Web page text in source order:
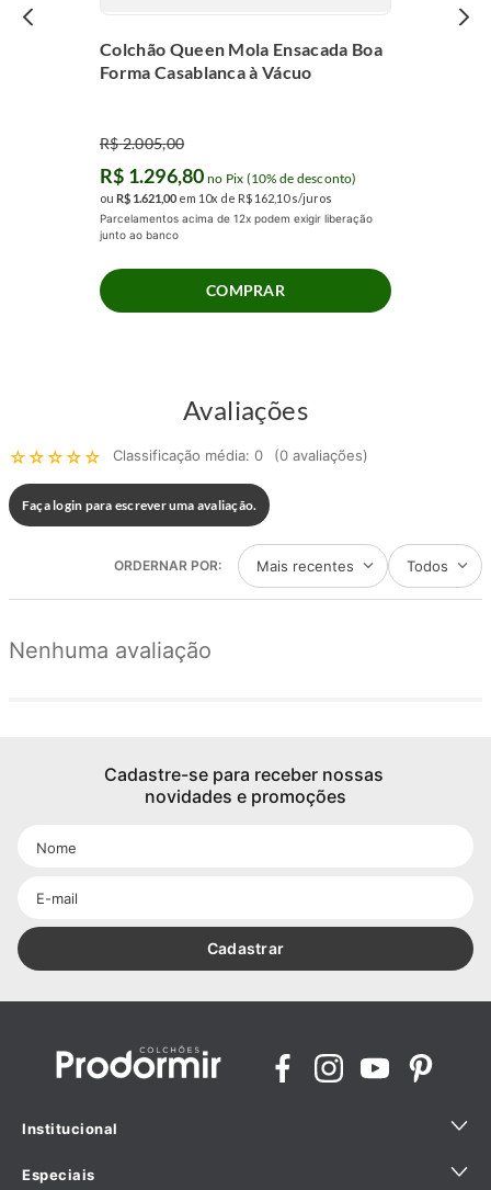
Colchão Queen Mola Ensacada Boa
Forma Casablanca à Vácuo
R$2.005,00
R$ 1.296,80 no Pix (10% de desconto)
ou R$ 1.621 00 em 10x de R$ 162 10s/juros
Parcelamentos acima de 12x podem exigir liberação
junto ao banco
COMPRAR
Avaliações
☆ ☆ ☆ ☆ ☆ Classificação média: 0 (0 avaliações)
Faça login para escrever uma avaliação.
Mais recentes Todos
Nenhuma avaliação
Cadastre-se para receber nossas
novidades e promoções
Cadastrar
Institucional
Quem Somos
Especiais